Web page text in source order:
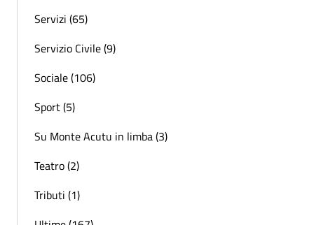
Servizi (65)
Servizio Civile (9)
Sociale (106)
Sport (5)
Su Monte Acutu in limba (3)
Teatro (2)
Tributi (1)